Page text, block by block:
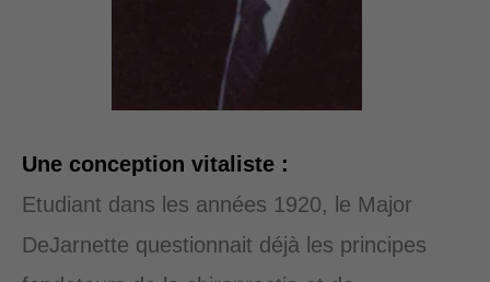
Une conception vitaliste :
Etudiant dans les années 1920, le Major
DeJarnette questionnait déjà les principes